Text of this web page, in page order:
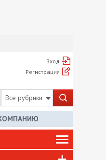
Вход
Регистрация
Все рубрики